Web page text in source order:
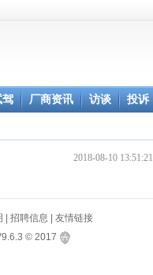
驾 厂商资讯 访谈 投诉
2018-08-10 13:51:21
招聘信息
友情链接
© 2017